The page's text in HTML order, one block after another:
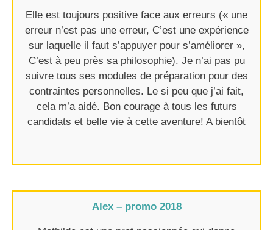
Elle est toujours positive face aux erreurs (« une
erreur n’est pas une erreur, C’est une expérience
sur laquelle il faut s’appuyer pour s’améliorer »,
C’est à peu près sa philosophie). Je n’ai pas pu
suivre tous ses modules de préparation pour des
contraintes personnelles. Le si peu que j’ai fait,
cela m’a aidé. Bon courage à tous les futurs
candidats et belle vie à cette aventure! A bientôt​
Alex – promo 2018